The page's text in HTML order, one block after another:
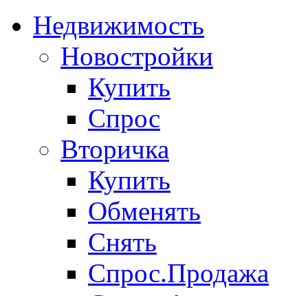
Недвижимость
Новостройки
Купить
Спрос
Вторичка
Купить
Обменять
Снять
Спрос.Продажа